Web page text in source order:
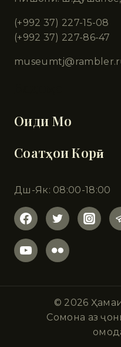
(+992 37) 227-15-08
(+992 37) 227-86-47
Оиди Мо
Соатҳои Корӣ
Дш-Як: 08:00-18:00
© 2026
Сомона аз